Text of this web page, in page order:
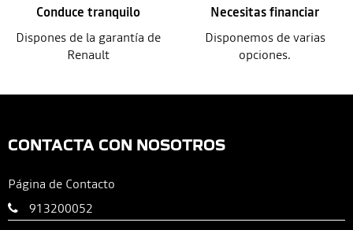
Conduce tranquilo
Dispones de la garantía de
Renault
Necesitas financiar
Disponemos de varias
opciones.
CONTACTA CON NOSOTROS
Página de Contacto
913200052